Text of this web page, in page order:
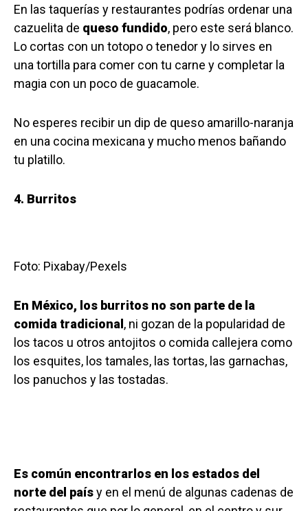
En las taquerías y restaurantes podrías ordenar una
cazuelita de queso fundido, pero este será blanco.
Lo cortas con un totopo o tenedor y lo sirves en
una tortilla para comer con tu carne y completar la
magia con un poco de guacamole.
No esperes recibir un dip de queso amarillo-naranja
en una cocina mexicana y mucho menos bañando
tu platillo.
4. Burritos
Foto: Pixabay/Pexels
En México, los burritos no son parte de la
comida tradicional , ni gozan de la popularidad de
los tacos u otros antojitos o comida callejera como
los esquites, los tamales, las tortas, las garnachas,
los panuchos y las tostadas.
Es común encontrarlos en los estados del
norte del paísy en el menú de algunas cadenas de